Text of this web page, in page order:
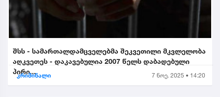
შსს - სამართალდამცველებმა შეკვეთილი მკვლელობა
აღკვეთეს - დაკავებულია 2007 წელს დაბადებული
პირი...
კრიმინალი 7 ნოე. 2025 • 14:20